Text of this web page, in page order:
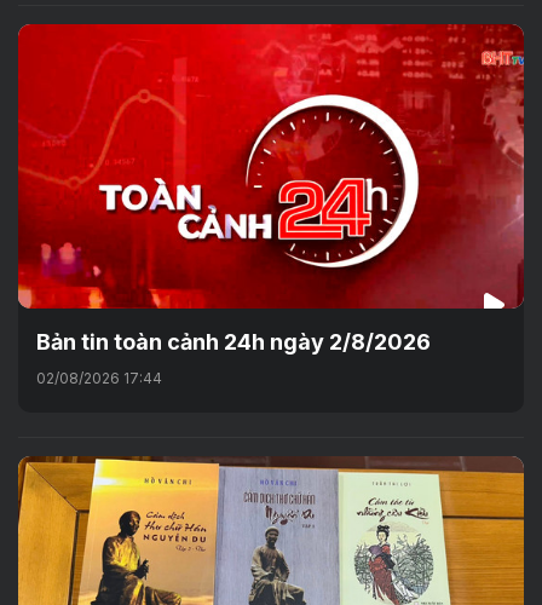
Bản tin toàn cảnh 24h ngày 2/8/2026
02/08/2026 17:44